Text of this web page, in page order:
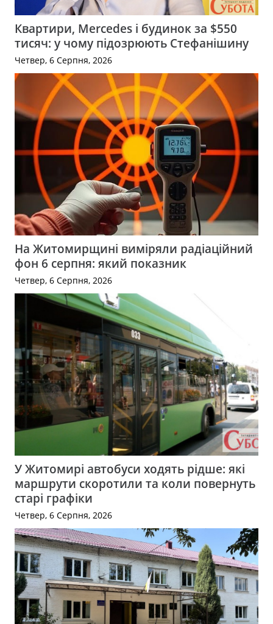
Квартири, Mercedes і будинок за $550
тисяч: у чому підозрюють Стефанішину
Четвер, 6 Серпня, 2026
На Житомирщині виміряли радіаційний
фон 6 серпня: який показник
Четвер, 6 Серпня, 2026
У Житомирі автобуси ходять рідше: які
маршрути скоротили та коли повернуть
старі графіки
Четвер, 6 Серпня, 2026